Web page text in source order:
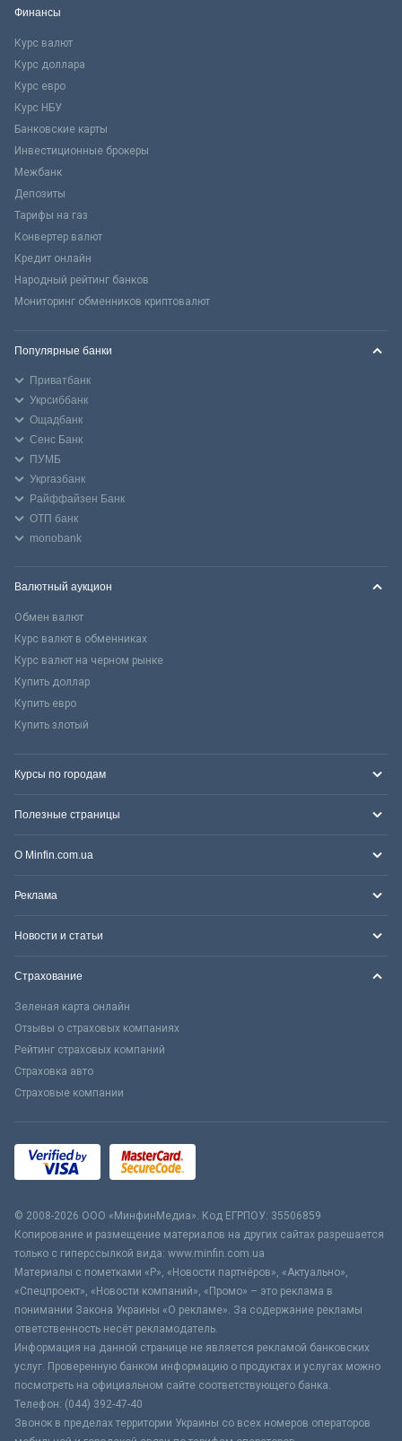
Финансы
Курс валют
Курс доллара
Курс евро
Курс НБУ
Банковские карты
Инвестиционные брокеры
Межбанк
Депозиты
Тарифы на газ
Конвертер валют
Кредит онлайн
Народный рейтинг банков
Мониторинг обменников криптовалют
Популярные банки
Приватбанк
Укрсиббанк
Ощадбанк
Сенс Банк
ПУМБ
Укргазбанк
Райффайзен Банк
ОТП банк
monobank
Валютный аукцион
Обмен валют
Курс валют в обменниках
Курс валют на черном рынке
Купить доллар
Купить евро
Купить злотый
Курсы по городам
Полезные страницы
О Minfin.com.ua
Реклама
Новости и статьи
Страхование
Зеленая карта онлайн
Отзывы о страховых компаниях
Рейтинг страховых компаний
Страховка авто
Страховые компании
© 2008-2026 ООО «МинфинМедиа». Код ЕГРПОУ: 35506859
Копирование и размещение материалов на других сайтах разрешается
только с гиперссылкой вида: www.minfin.com.ua
Материалы с пометками «Р», «Новости партнёров», «Актуально»,
«Спецпроект», «Новости компаний», «Промо» – это реклама в
понимании Закона Украины «О рекламе». За содержание рекламы
ответственность несёт рекламодатель.
Информация на данной странице не является рекламой банковских
услуг. Проверенную банком информацию о продуктах и услугах можно
посмотреть на официальном сайте соответствующего банка.
Телефон: (044) 392-47-40
Звонок в пределах территории Украины со всех номеров операторов